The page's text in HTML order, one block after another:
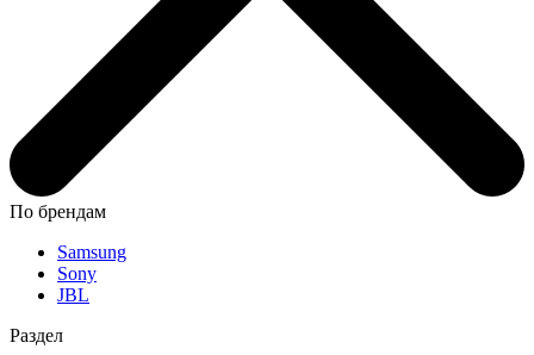
По брендам
Samsung
Sony
JBL
Раздел